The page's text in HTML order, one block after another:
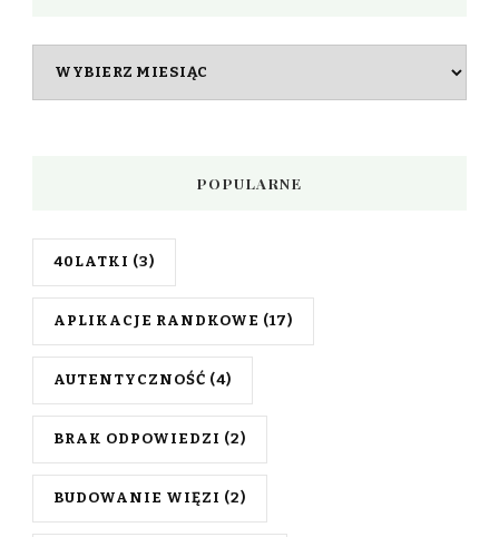
POPULARNE
40LATKI (3)
APLIKACJE RANDKOWE (17)
AUTENTYCZNOŚĆ (4)
BRAK ODPOWIEDZI (2)
BUDOWANIE WIĘZI (2)